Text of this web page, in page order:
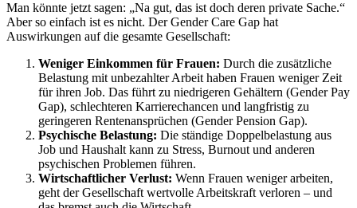
Man könnte jetzt sagen: „Na gut, das ist doch deren private Sache.“
Aber so einfach ist es nicht. Der Gender Care Gap hat
Auswirkungen auf die gesamte Gesellschaft:
Weniger Einkommen für Frauen: Durch die zusätzliche
Belastung mit unbezahlter Arbeit haben Frauen weniger Zeit
für ihren Job. Das führt zu niedrigeren Gehältern (Gender Pay
Gap), schlechteren Karrierechancen und langfristig zu
geringeren Rentenansprüchen (Gender Pension Gap).
Psychische Belastung: Die ständige Doppelbelastung aus
Job und Haushalt kann zu Stress, Burnout und anderen
psychischen Problemen führen.
Wirtschaftlicher Verlust: Wenn Frauen weniger arbeiten,
geht der Gesellschaft wertvolle Arbeitskraft verloren – und